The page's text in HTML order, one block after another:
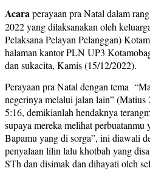
Acaraperayaan pra Natal dalam
2022 yang dilaksanakan oleh
Pelaksana Pelayan Pelanggan)
halaman kantor PLN UP3
dan sukacita, Kamis (15/12/2022).
Perayaan pra Natal dengan tema
negerinya melalui jalan lain” (Matius
5:16, demikianlah hendaknya
supaya mereka melihat
Bapamu yang di sorga”, ini diawali
penyalaan lilin lalu khotbah yang
STh dan disimak dan dihayati oleh